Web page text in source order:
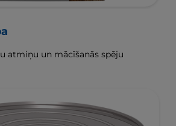
atmiņu un mācīšanās spēju